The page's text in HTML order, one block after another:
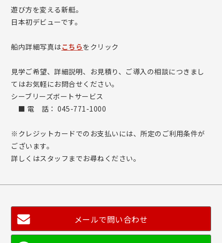
遊び方を変える新艇。
日本初デビューです。
船内詳細写真はこちらをクリック
見学ご希望、詳細説明、お見積り、ご導入の相談につきまし
てはお気軽にお問合せください。
シーブリーズボートサービス
■ 電 話： 045-771-1000
※クレジットカードでのお支払いには、所定のご利用条件が
ございます。
詳しくはスタッフまでお尋ねください。
メールで問い合わせ